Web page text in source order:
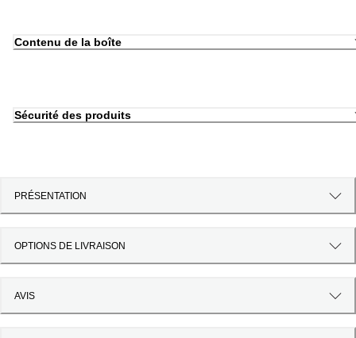
Contenu de la boîte
Sécurité des produits
PRÉSENTATION
OPTIONS DE LIVRAISON
AVIS